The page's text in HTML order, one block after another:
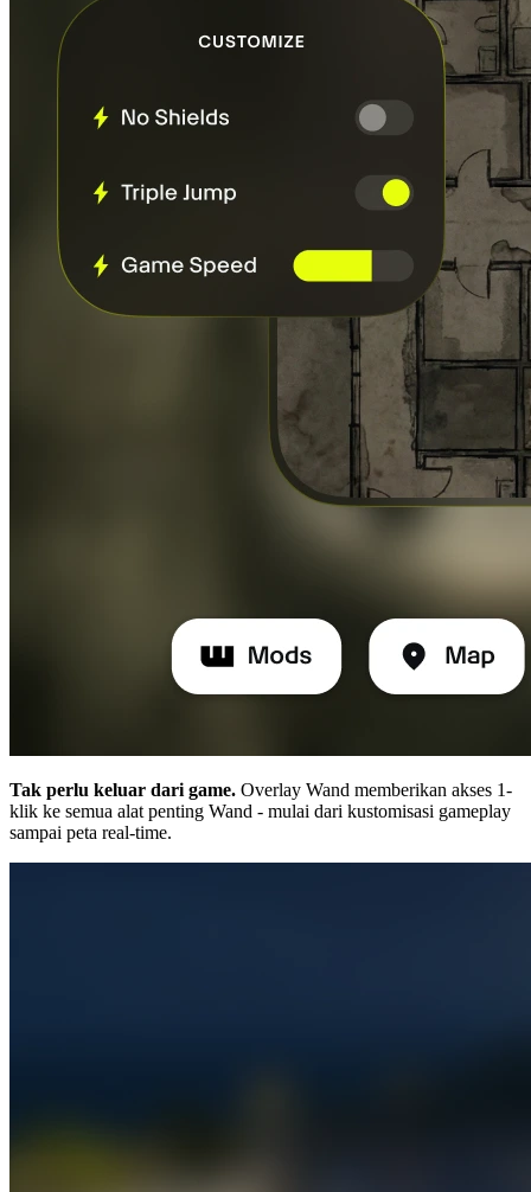
Tak perlu keluar dari game. Overlay Wand memberikan akses 1-
klik ke semua alat penting Wand - mulai dari kustomisasi gameplay
sampai peta real-time.